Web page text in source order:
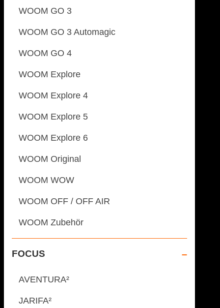
WOOM GO 3
WOOM GO 3 Automagic
WOOM GO 4
WOOM Explore
WOOM Explore 4
WOOM Explore 5
WOOM Explore 6
WOOM Original
WOOM WOW
WOOM OFF / OFF AIR
WOOM Zubehör
FOCUS
AVENTURA²
JARIFA²